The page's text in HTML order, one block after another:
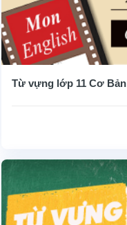
Từ vựng lớp 11 Cơ Bản